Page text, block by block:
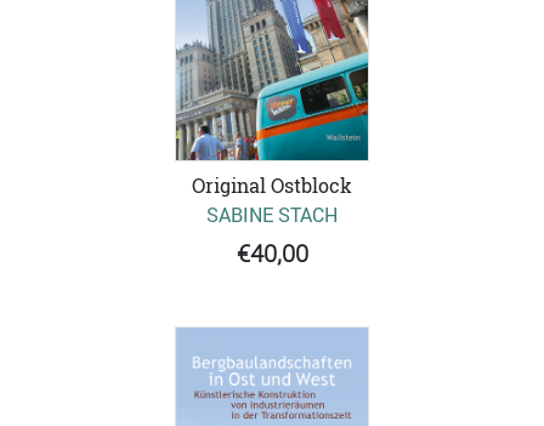
Original Ostblock
SABINE STACH
€40,00